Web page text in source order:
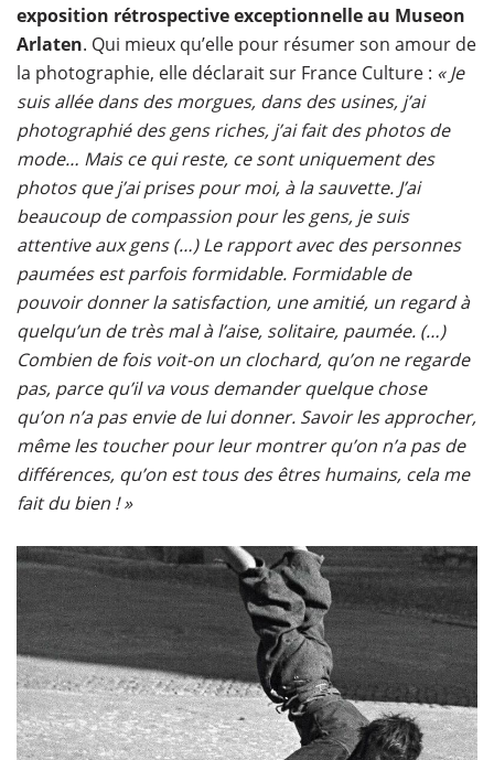
exposition rétrospective exceptionnelle au Museon
Arlaten. Qui mieux qu’elle pour résumer son amour de
la photographie, elle déclarait sur France Culture : « Je
suis allée dans des morgues, dans des usines, j’ai
photographié des gens riches, j’ai fait des photos de
mode… Mais ce qui reste, ce sont uniquement des
photos que j’ai prises pour moi, à la sauvette. J’ai
beaucoup de compassion pour les gens, je suis
attentive aux gens (…) Le rapport avec des personnes
paumées est parfois formidable. Formidable de
pouvoir donner la satisfaction, une amitié, un regard à
quelqu’un de très mal à l’aise, solitaire, paumée. (…)
Combien de fois voit-on un clochard, qu’on ne regarde
pas, parce qu’il va vous demander quelque chose
qu’on n’a pas envie de lui donner. Savoir les approcher,
même les toucher pour leur montrer qu’on n’a pas de
différences, qu’on est tous des êtres humains, cela me
fait du bien ! »